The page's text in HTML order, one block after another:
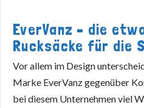
EverVanz – die
Rucksäcke für die
Vor allem im Design
Marke EverVanz gegenüber
bei diesem Unternehmen viel